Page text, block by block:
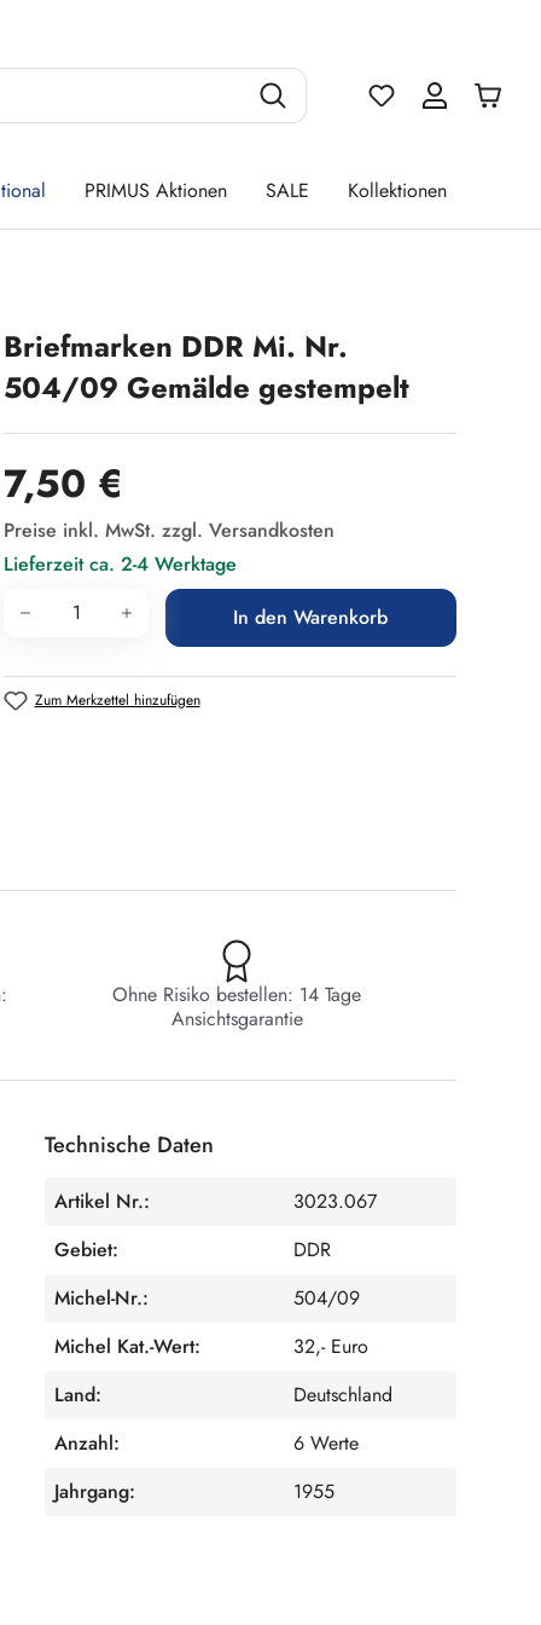
Du hast 0
PRIMUS Aktionen SALE Kollektionen
Briefmarken DDR Mi. Nr.
504/09 Gemälde gestempelt
Regulärer Preis:
7,50 €
Preise inkl. MwSt. zzgl. Versandkosten
Lieferzeit ca. 2-4 Werktage
Produkt Anzahl: Gib den gewünschten
In den Warenkorb
Zum Merkzettel hinzufügen
Ohne Risiko bestellen: 14 Tage
Ansichtsgarantie
Technische Daten
Artikel Nr.:
3023.067
Gebiet:
DDR
Michel-Nr.:
504/09
Michel Kat.-Wert:
32,- Euro
Land:
Deutschland
Anzahl:
6 Werte
Jahrgang:
1955